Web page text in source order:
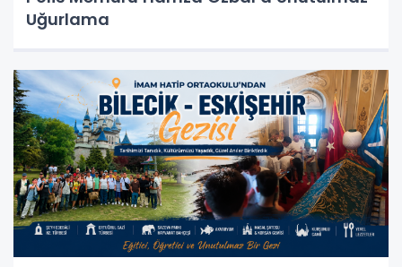
Uğurlama